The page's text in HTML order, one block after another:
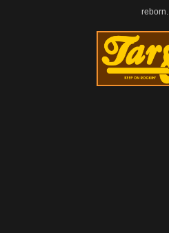
reborn.